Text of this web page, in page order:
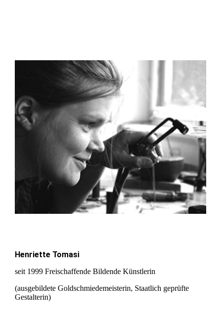
Henriette Tomasi
seit 1999 Freischaffende Bildende Künstlerin
(ausgebildete Goldschmiedemeisterin, Staatlich geprüfte
Gestalterin)